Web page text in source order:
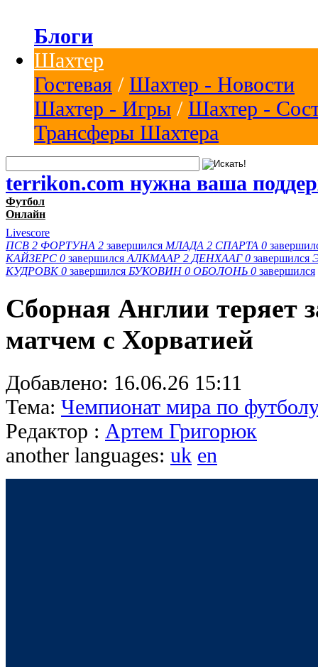
Блоги
Шахтер
Гостевая / Шахтер - Новости
Шахтер - Игры / Шахтер -
Трансферы Шахтера
terrikon.com нужна ваша
Футбол
Онлайн
Livescore
ПСВ 2 ФОРТУНА 2 завершился МЛАДА 2 СПАРТА 0
КАЙЗЕРС 0 завершился АЛКМААР 2 ДЕНХААГ 0 завершился
КУДРОВК 0 завершился БУКОВИН 0 ОБОЛОНЬ 0 завершился
Сборная Англии теряет
матчем с Хорватией
Добавлено: 16.06.26 15:11
Тема: Чемпионат мира по
Редактор : Артем Григорюк
another languages: uk en